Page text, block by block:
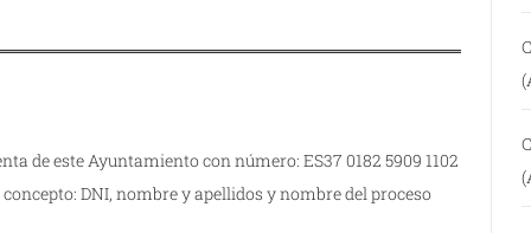
de este Ayuntamiento con número: ES37 0182 5909 1102
DNI, nombre y apellidos y nombre del proceso